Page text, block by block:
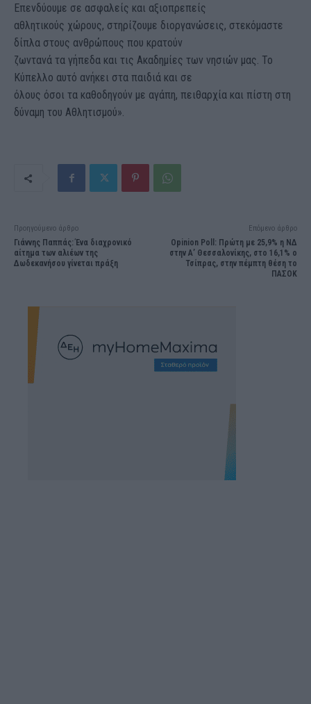
Επενδύουμε σε ασφαλείς και αξιοπρεπείς
αθλητικούς χώρους, στηρίζουμε διοργανώσεις, στεκόμαστε
δίπλα στους ανθρώπους που κρατούν
ζωντανά τα γήπεδα και τις Ακαδημίες των νησιών μας. Το
Κύπελλο αυτό ανήκει στα παιδιά και σε
όλους όσοι τα καθοδηγούν με αγάπη, πειθαρχία και πίστη στη
δύναμη του Αθλητισμού».
Προηγούμενο άρθρο
Γιάννης Παππάς: Ένα διαχρονικό
αίτημα των αλιέων της
Δωδεκανήσου γίνεται πράξη
Επόμενο άρθρο
Opinion Poll: Πρώτη με 25,9% η ΝΔ
στην Α’ Θεσσαλονίκης, στο 16,1% ο
Τσίπρας, στην πέμπτη θέση το
ΠΑΣΟΚ